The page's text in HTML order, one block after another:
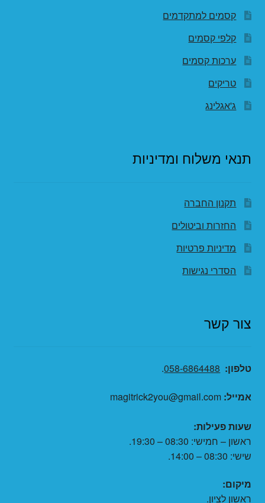
קסמים למתקדמים
קלפי קסמים
ערכות קסמים
טריקים
ג'אגלינג
תנאי משלוח ומדיניות
תקנון החברה
החזרות וביטולים
מדיניות פרטיות
הסדרי נגישות
צור קשר
טלפון: 058-6864488
.
אמייל:
שעות פעילות:
ראשון – חמישי: 08:30 – 19:30.
שישי: 08:30 – 14:00.
מיקום:
ראשון לציון.